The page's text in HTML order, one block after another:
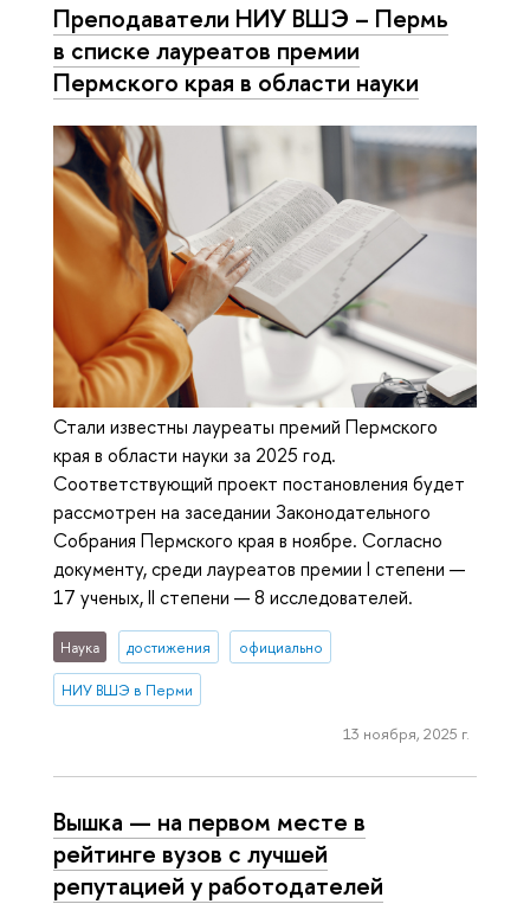
Преподаватели НИУ ВШЭ – Пермь
в списке лауреатов премии
Пермского края в области науки
Стали известны лауреаты премий Пермского
края в области науки за 2025 год.
Соответствующий проект постановления будет
рассмотрен на заседании Законодательного
Собрания Пермского края в ноябре. Согласно
документу, среди лауреатов премии I степени —
17 ученых, II степени — 8 исследователей.
Наука достижения официально
НИУ ВШЭ в Перми
13 ноября, 2025 г.
Вышка — на первом месте в
рейтинге вузов с лучшей
репутацией у работодателей